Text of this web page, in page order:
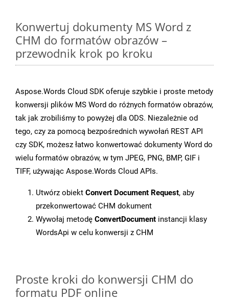
Konwertuj dokumenty MS Word z
CHM do formatów obrazów –
przewodnik krok po kroku
Aspose.Words Cloud SDK oferuje szybkie i proste metody
konwersji plików MS Word do różnych formatów obrazów,
tak jak zrobiliśmy to powyżej dla ODS. Niezależnie od
tego, czy za pomocą bezpośrednich wywołań REST API
czy SDK, możesz łatwo konwertować dokumenty Word do
wielu formatów obrazów, w tym JPEG, PNG, BMP, GIF i
TIFF, używając Aspose.Words Cloud APIs.
Utwórz obiekt Convert Document Request, aby
przekonwertować CHM dokument
Wywołaj metodę ConvertDocument instancji klasy
WordsApi w celu konwersji z CHM
Proste kroki do konwersji CHM do
formatu PDF online